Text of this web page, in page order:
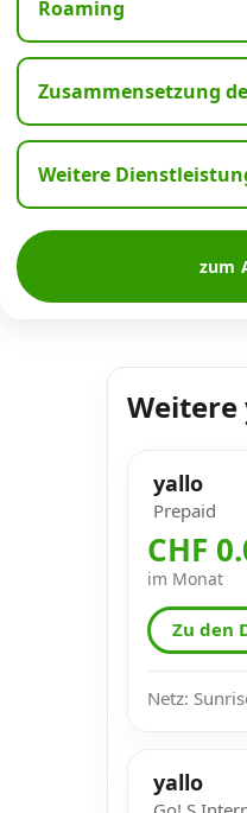
Roaming
Zusammensetzung
Weitere
zum
Weitere
yallo
Prepaid
CHF
im Monat
Zu den
Netz:
yallo